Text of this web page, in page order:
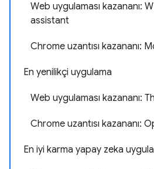
Web uygulaması kazananı:
assistant
Chrome uzantısı kazananı:
En yenilikçi uygulama
Web uygulaması kazananı:
Chrome uzantısı kazananı:
En iyi karma yapay zeka